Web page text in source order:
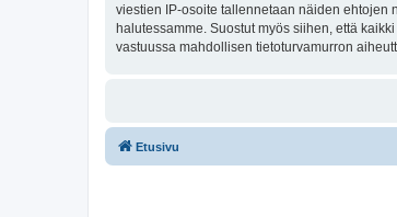
viestien IP-osoite tallennetaan näiden ehtojen
halutessamme. Suostut myös siihen, että
vastuussa mahdollisen tietoturvamurron
Etusivu